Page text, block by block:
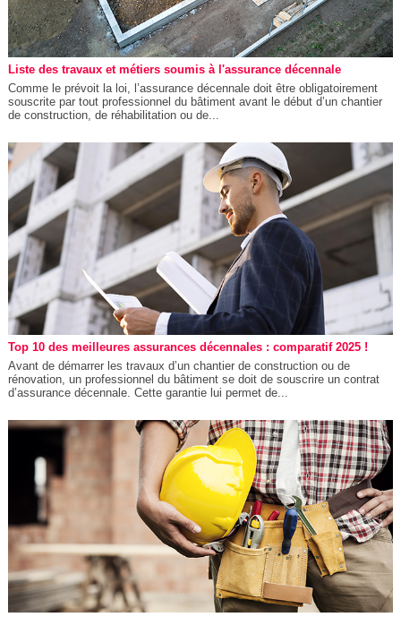
Liste des travaux et métiers soumis à l'assurance décennale
Comme le prévoit la loi, l’assurance décennale doit être obligatoirement
souscrite par tout professionnel du bâtiment avant le début d’un chantier
de construction, de réhabilitation ou de...
Top 10 des meilleures assurances décennales : comparatif 2025 !
Avant de démarrer les travaux d’un chantier de construction ou de
rénovation, un professionnel du bâtiment se doit de souscrire un contrat
d’assurance décennale. Cette garantie lui permet de...